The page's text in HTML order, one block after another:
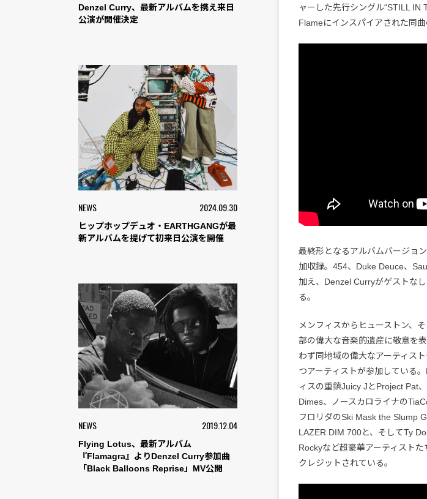
Denzel Curry、最新アルバムを携え来日
公演が開催決定
NEWS 2024.09.30
ヒップホップデュオ・EARTHGANGが最
新アルバムを提げて初来日公演を開催
NEWS 2019.12.04
Flying Lotus、最新アルバム
『Flamagra』よりDenzel Curry参加曲
「Black Balloons Reprise」MV公開
ャーした先行シングル“STILL IN
Flameにインスパイアされた同
最終形となるアルバムバージョ
加収録。454、Duke Deuce、
加え、Denzel Curryがゲストな
る。
メンフィスからヒューストン、
部の偉大な音楽的遺産に敬意を
わず同地域の偉大なアーティス
つアーティストが参加している
ィスの重鎮Juicy JとProject Pat
Dimes、ノースカロライナの
フロリダのSki Mask the Slump
LAZER DIM 700と、そしてTy
Rockyなど超豪華アーティスト
クレジットされている。